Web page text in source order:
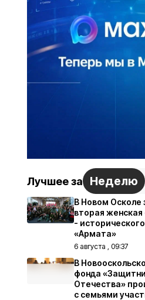
Лучшее за Неделю
В Новом Осколе
вторая женская
-
«Армата»
6 августа , 09:37
В
фонда
Отечества»
с семьями